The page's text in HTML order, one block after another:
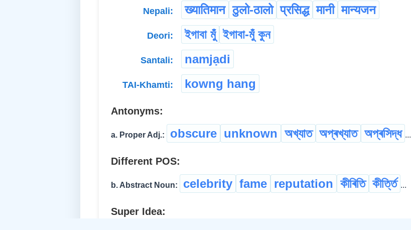
Nepali: ख्यातिमान ठुलो-ठालो प्रसिद्ध मानी मान्यजन
Deori: ইগাবা মুঁ ইগাবা-মুঁ কুন
Santali: namjạdi
TAI-Khamti: kowng hang
Antonyms:
a. Proper Adj.: obscure unknown অখ্যাত অপ্ৰখ্যাত অপ্ৰসিদ্ধ ...
Different POS:
b. Abstract Noun: celebrity fame reputation কীৰিতি কীৰ্ত্তি ...
Super Idea: